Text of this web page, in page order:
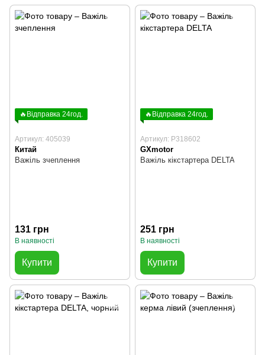
🔥Відправка 24год.
Артикул: 405039
Китай
Важіль зчеплення
131 грн
В наявності
Купити
🔥Відправка 24год.
Артикул: P318602
GXmotor
Важіль кікстартера DELTA
251 грн
В наявності
Купити